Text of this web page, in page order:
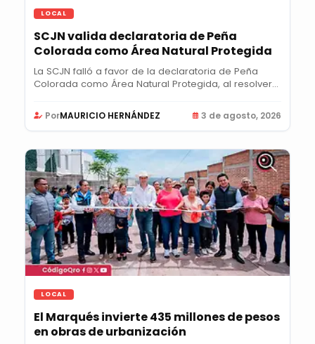
LOCAL
SCJN valida declaratoria de Peña
Colorada como Área Natural Protegida
La SCJN falló a favor de la declaratoria de Peña
Colorada como Área Natural Protegida, al resolver...
PorMAURICIO HERNÁNDEZ 3 de agosto, 2026
LOCAL
El Marqués invierte 435 millones de pesos
en obras de urbanización